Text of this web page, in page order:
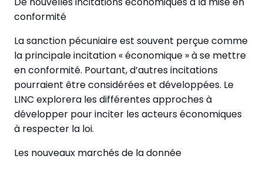
conformité
La sanction pécuniaire est souvent perçue comme
la principale incitation « économique » à se mettre
en conformité. Pourtant, d’autres incitations
pourraient être considérées et développées. Le
LINC explorera les différentes approches à
développer pour inciter les acteurs économiques
à respecter la loi.
Les nouveaux marchés de la donnée